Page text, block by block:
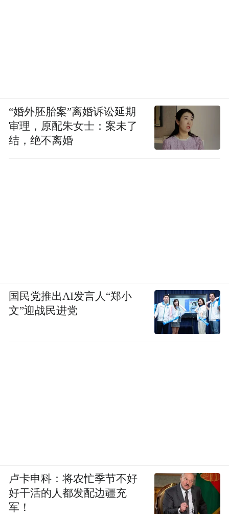
“婚外胚胎案”离婚诉讼延期
审理，原配朱女士：案未了
结，绝不离婚
国民党推出AI发言人“郑小
文”迎战民进党
卢卡申科：将农忙季节不好
好干活的人都发配边疆充
军！